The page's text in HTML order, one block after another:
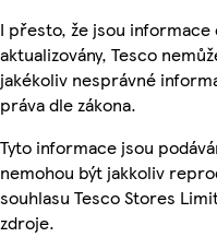
I přesto, že jsou
aktualizovány, Tesco
jakékoliv nesprávné
práva dle zákona.
Tyto informace jsou
nemohou být jakkoliv
souhlasu Tesco Stores
zdroje.